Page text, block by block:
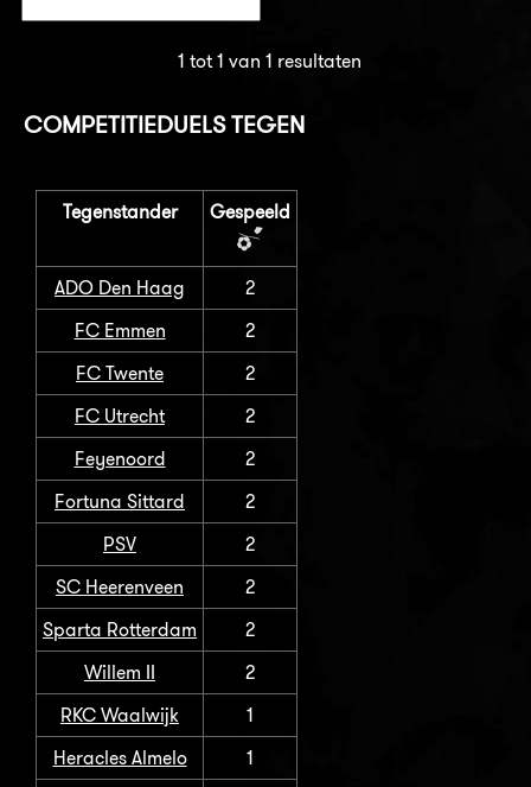
1 tot 1 van 1 resultaten
COMPETITIEDUELS TEGEN
Tegenstander Gespeeld
ADO Den Haag
2
FC Emmen
2
FC Twente
2
FC Utrecht
2
Feyenoord
2
Fortuna Sittard
2
PSV
2
SC Heerenveen
2
Sparta Rotterdam
2
Willem II
2
RKC Waalwijk
1
Heracles Almelo
1